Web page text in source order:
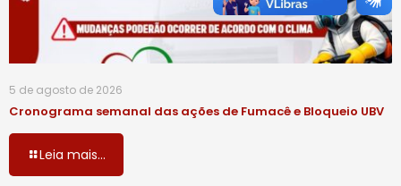
5 de agosto de 2026
Cronograma semanal das ações de Fumacê e Bloqueio UBV
Leia mais...